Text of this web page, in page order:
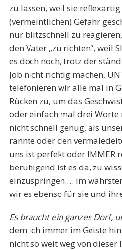
zu lassen, weil sie
(vermeintlichen) Gefahr
nur blitzschnell zu
den Vater „zu richten“, weil
es doch noch, trotz der
Job nicht richtig machen,
telefonieren wir alle mal in
Rücken zu, um das
oder einfach mal drei Worte
nicht schnell genug, als
rannte oder den
uns ist perfekt oder IMMER
beruhigend ist es da, zu
einzuspringen … im
wir es ebenso für sie und
Es braucht ein ganzes Dorf,
dem ich immer im Geiste
nicht so weit weg von